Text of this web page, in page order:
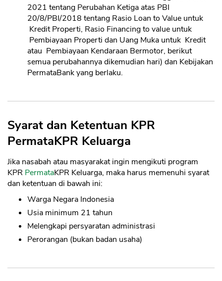
2021 tentang Perubahan Ketiga atas PBI
20/8/PBI/2018 tentang Rasio Loan to Value untuk
Kredit Properti, Rasio Financing to value untuk
Pembiayaan Properti dan Uang Muka untuk Kredit
atau Pembiayaan Kendaraan Bermotor, berikut
semua perubahannya dikemudian hari) dan Kebijakan
PermataBank yang berlaku.
Syarat dan Ketentuan KPR
PermataKPR Keluarga
Jika nasabah atau masyarakat ingin mengikuti program
KPR PermataKPR Keluarga, maka harus memenuhi syarat
dan ketentuan di bawah ini:
Warga Negara Indonesia
Usia minimum 21 tahun
Melengkapi persyaratan administrasi
Perorangan (bukan badan usaha)